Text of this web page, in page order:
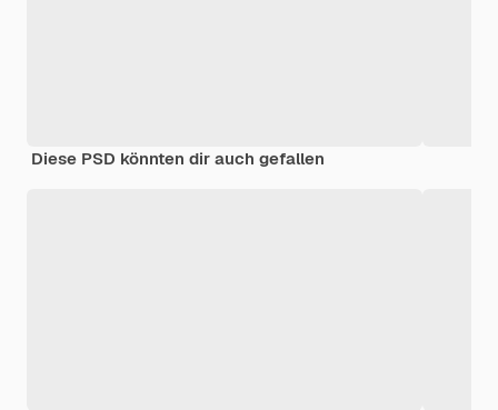
Diese PSD könnten dir auch gefallen